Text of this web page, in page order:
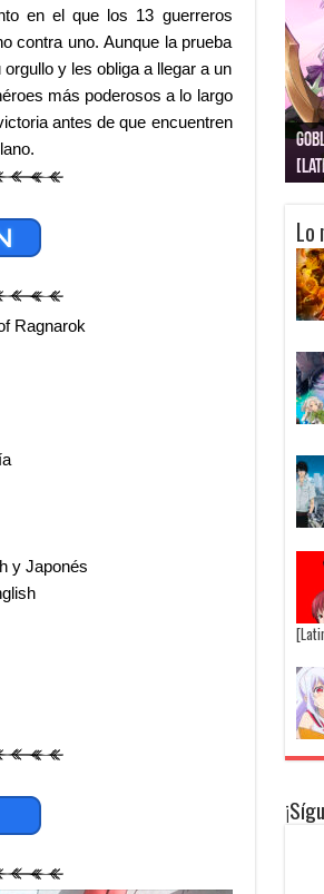
en el que los 13 guerreros
contra uno. Aunque la prueba
y les obliga a llegar a un
más poderosos a lo largo
antes de que encuentren
Ragnarok
y Japonés
Lo